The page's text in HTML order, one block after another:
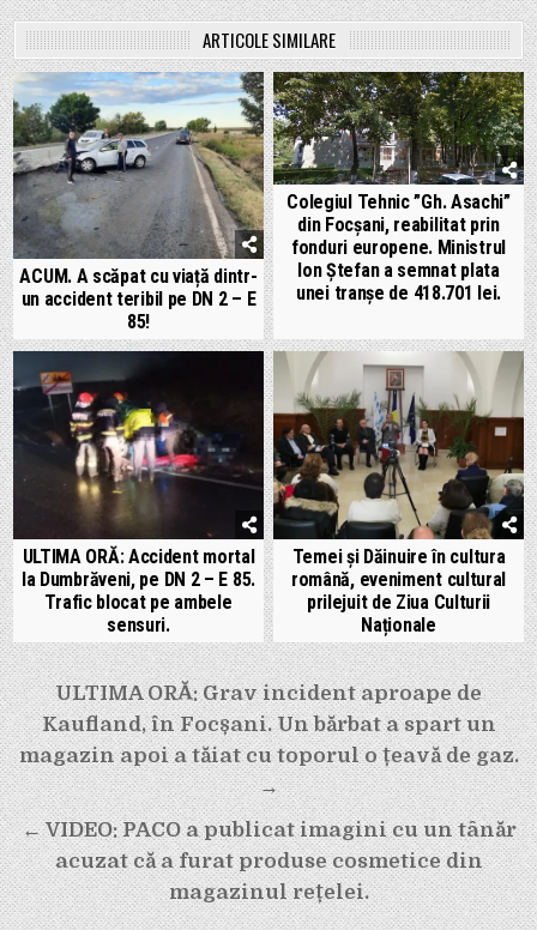
ARTICOLE SIMILARE
ACUM. A scăpat cu viață dintr-
un accident teribil pe DN 2 – E
85!
Colegiul Tehnic ”Gh. Asachi”
din Focșani, reabilitat prin
fonduri europene. Ministrul
Ion Ștefan a semnat plata
unei tranșe de 418.701 lei.
ULTIMA ORĂ: Accident mortal
la Dumbrăveni, pe DN 2 – E 85.
Trafic blocat pe ambele
sensuri.
Temei și Dăinuire în cultura
română, eveniment cultural
prilejuit de Ziua Culturii
Naționale
Navigare
în
articole
ULTIMA ORĂ: Grav incident aproape de
Kaufland, în Focșani. Un bărbat a spart un
magazin apoi a tăiat cu toporul o țeavă de gaz.
→
← VIDEO: PACO a publicat imagini cu un tânăr
acuzat că a furat produse cosmetice din
magazinul rețelei.